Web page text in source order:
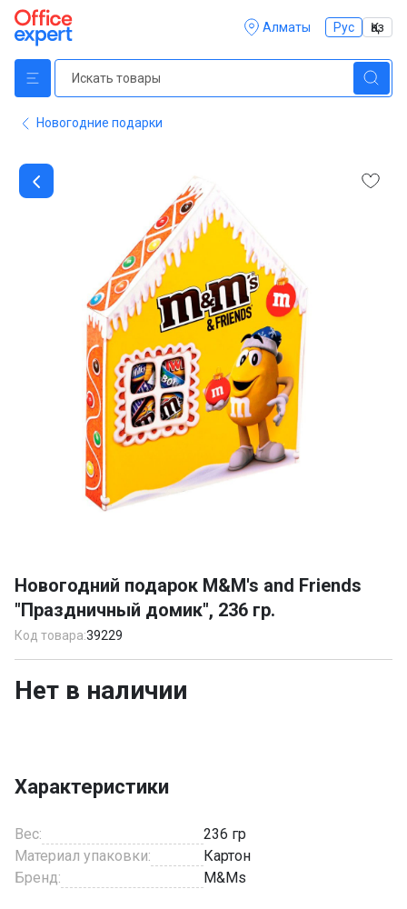
Алматы Рус Қаз
Новогодние подарки
of
1
Новогодний подарок M&M's and Friends
"Праздничный домик", 236 гр.
Код товара:39229
Нет в наличии
Характеристики
Вес:
236 гр
Материал упаковки:
Картон
Бренд:
M&Ms